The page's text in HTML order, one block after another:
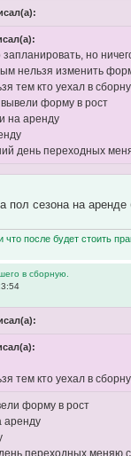
но
нельзя изменить
тем кто уехал в
форму в рост
на аренду
день переходных
пол сезона на
что после будет стоить
в сборную.
тем кто уехал в
форму в рост
аренду
переходных меняю